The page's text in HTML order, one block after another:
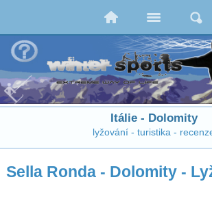
Itálie - Dolomity
lyžování - turistika -
Sella Ronda - Dolomity -